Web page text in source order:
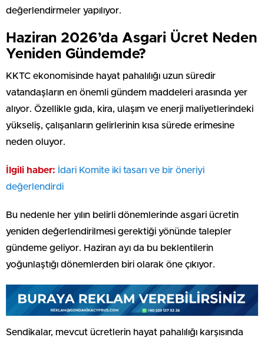
değerlendirmeler yapılıyor.
Haziran 2026’da Asgari Ücret Neden
Yeniden Gündemde?
KKTC ekonomisinde hayat pahalılığı uzun süredir
vatandaşların en önemli gündem maddeleri arasında yer
alıyor. Özellikle gıda, kira, ulaşım ve enerji maliyetlerindeki
yükseliş, çalışanların gelirlerinin kısa sürede erimesine
neden oluyor.
İlgili haber: İdari Komite iki tasarı ve bir öneriyi
değerlendirdi
Bu nedenle her yılın belirli dönemlerinde asgari ücretin
yeniden değerlendirilmesi gerektiği yönünde talepler
gündeme geliyor. Haziran ayı da bu beklentilerin
yoğunlaştığı dönemlerden biri olarak öne çıkıyor.
Sendikalar, mevcut ücretlerin hayat pahalılığı karşısında